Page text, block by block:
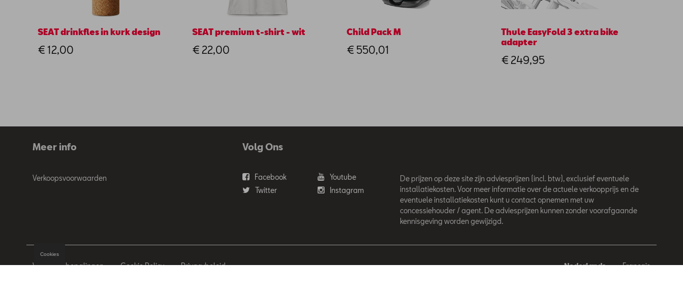
SEAT drinkfles in kurk design
€ 12,00
SEAT premium t-shirt - wit
€ 22,00
Child Pack M
€ 550,01
Thule EasyFold 3 extra bike
adapter
€ 249,95
Meer info
Verkoopsvoorwaarden
Volg Ons
Facebook
Youtube
Twitter
Instagram
De prijzen op deze site zijn adviesprijzen (incl. btw), exclusief eventuele
installatiekosten. Voor meer informatie over de actuele verkoopprijs en de
eventuele installatiekosten kunt u contact opnemen met uw
concessiehouder / agent. De adviesprijzen kunnen zonder voorafgaande
kennisgeving worden gewijzigd.
Wettelijke bepalingen Cookie Policy Privacybeleid Nederlands
Français
Cookies